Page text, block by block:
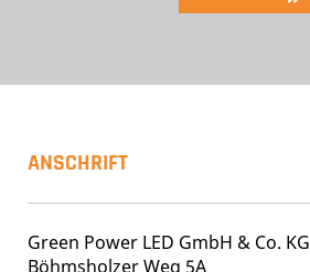
ANSCHRIFT
Green Power LED GmbH & Co. KG
Böhmsholzer Weg 5A